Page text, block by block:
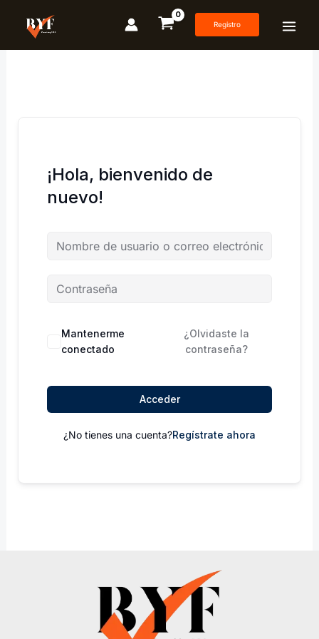
contenido
Registro
¡Hola, bienvenido de
nuevo!
Mantenerme
conectado
¿Olvidaste la
contraseña?
Acceder
¿No tienes una cuenta?Regístrate ahora